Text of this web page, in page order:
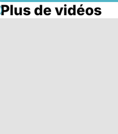
Plus de vidéos